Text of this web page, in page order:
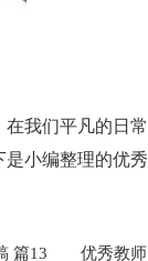
我们平凡的日常
小编整理的优秀
篇13 优秀教师